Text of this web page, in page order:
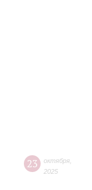
23 октября
2025